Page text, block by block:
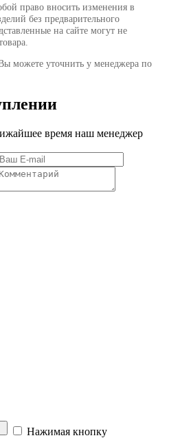
право вносить изменения в
без предварительного
на сайте могут не
можете уточнить у менеджера по
время наш менеджер
Нажимая кнопку